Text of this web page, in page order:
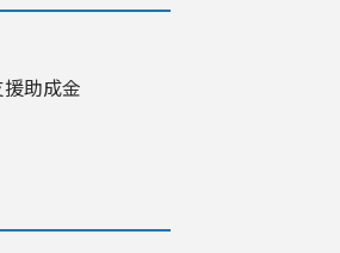
助成金